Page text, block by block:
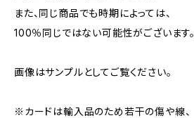
また、同じ商品でも時期によっては、
100％同じではない可能性がございます。
画像はサンプルとしてご覧ください。
※カードは輸入品のため若干の傷や線、